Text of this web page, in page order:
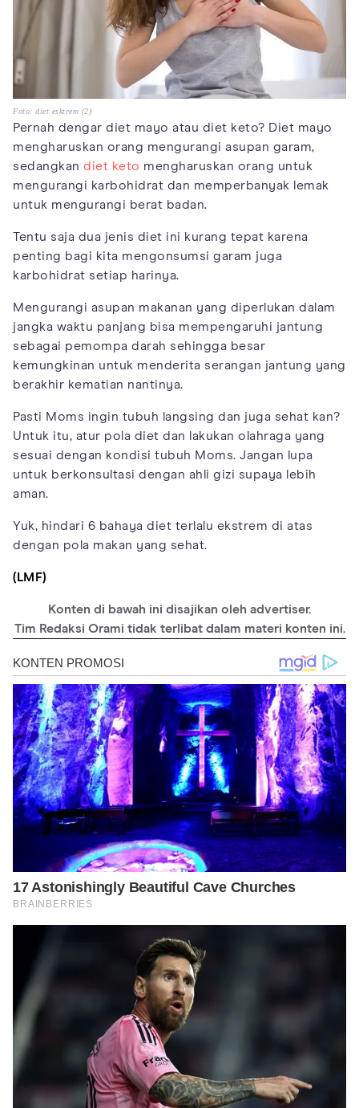
Foto: diet esktrem (2)
Pernah dengar diet mayo atau diet keto? Diet mayo
mengharuskan orang mengurangi asupan garam,
sedangkan diet keto mengharuskan orang untuk
mengurangi karbohidrat dan memperbanyak lemak
untuk mengurangi berat badan.
Tentu saja dua jenis diet ini kurang tepat karena
penting bagi kita mengonsumsi garam juga
karbohidrat setiap harinya.
Mengurangi asupan makanan yang diperlukan dalam
jangka waktu panjang bisa mempengaruhi jantung
sebagai pemompa darah sehingga besar
kemungkinan untuk menderita serangan jantung yang
berakhir kematian nantinya.
Pasti Moms ingin tubuh langsing dan juga sehat kan?
Untuk itu, atur pola diet dan lakukan olahraga yang
sesuai dengan kondisi tubuh Moms. Jangan lupa
untuk berkonsultasi dengan ahli gizi supaya lebih
aman.
Yuk, hindari 6 bahaya diet terlalu ekstrem di atas
dengan pola makan yang sehat.
(LMF)
Konten di bawah ini disajikan oleh advertiser.
Tim Redaksi Orami tidak terlibat dalam materi konten ini.